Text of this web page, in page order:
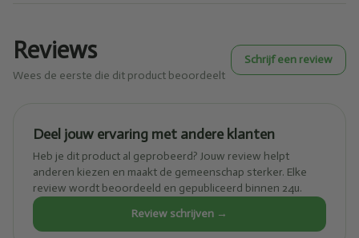
Reviews
Wees de eerste die dit product beoordeelt
Schrijf een review
Deel jouw ervaring met andere klanten
Heb je dit product al geprobeerd? Jouw review helpt
anderen kiezen en maakt de gemeenschap sterker. Elke
review wordt beoordeeld en gepubliceerd binnen 24u.
Review schrijven →